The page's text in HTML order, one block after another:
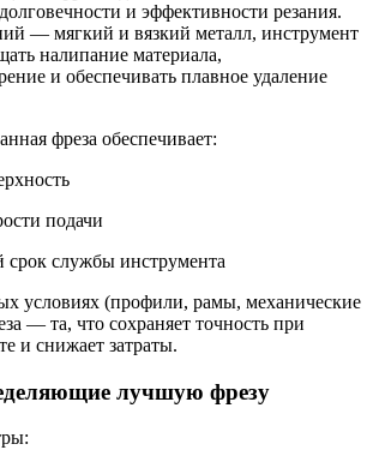
и эффективности резания.
— мягкий и вязкий металл, инструмент
налипание материала,
и обеспечивать плавное удаление
фреза обеспечивает:
подачи
срок службы инструмента
условиях (профили, рамы, механические
— та, что сохраняет точность при
и снижает затраты.
лучшую фрезу